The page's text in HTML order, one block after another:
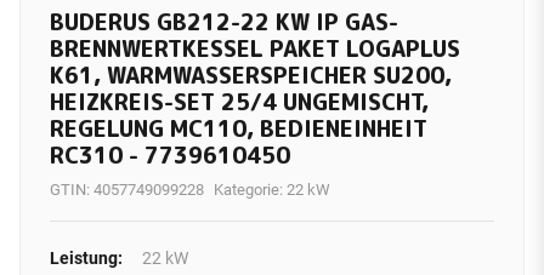
BUDERUS GB212-22 KW IP GAS-
BRENNWERTKESSEL PAKET LOGAPLUS
K61, WARMWASSERSPEICHER SU200,
HEIZKREIS-SET 25/4 UNGEMISCHT,
REGELUNG MC110, BEDIENEINHEIT
RC310 - 7739610450
GTIN: 4057749099228 Kategorie: 22 kW
Leistung:
22 kW